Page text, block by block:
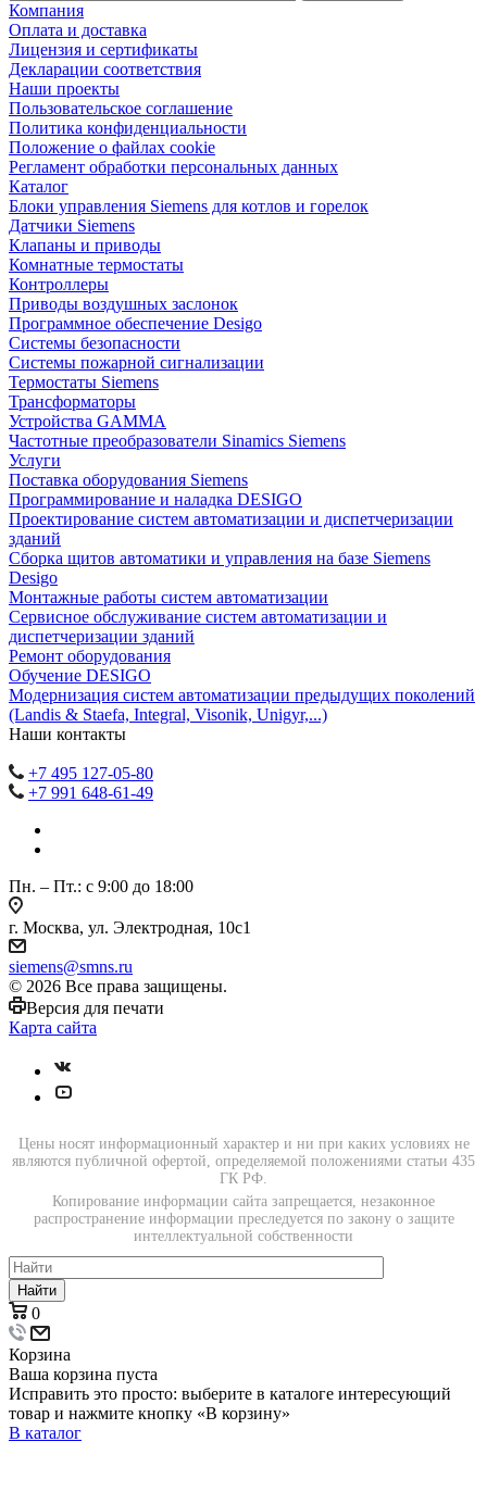
Компания
Оплата и доставка
Лицензия и сертификаты
Декларации соответствия
Наши проекты
Пользовательское соглашение
Политика конфиденциальности
Положение о файлах cookie
Регламент обработки персональных данных
Каталог
Блоки управления Siemens для котлов и горелок
Датчики Siemens
Клапаны и приводы
Комнатные термостаты
Контроллеры
Приводы воздушных заслонок
Программное обеспечение Desigo
Системы безопасности
Системы пожарной сигнализации
Термостаты Siemens
Трансформаторы
Устройства GAMMA
Частотные преобразователи Sinamics Siemens
Услуги
Поставка оборудования Siemens
Программирование и наладка DESIGO
Проектирование систем автоматизации и диспетчеризации
зданий
Сборка щитов автоматики и управления на базе Siemens
Desigo
Монтажные работы систем автоматизации
Сервисное обслуживание систем автоматизации и
диспетчеризации зданий
Ремонт оборудования
Обучение DESIGO
Модернизация систем автоматизации предыдущих поколений
(Landis & Staefa, Integral, Visonik, Unigyr,...)
Наши контакты
+7 495 127-05-80
+7 991 648-61-49
Пн. – Пт.: с 9:00 до 18:00
г. Москва, ул. Электродная, 10с1
siemens@smns.ru
© 2026 Все права защищены.
Версия для печати
Карта сайта
Цены носят информационный характер и ни при каких условиях не
являются публичной офертой, определяемой положениями статьи 435
ГК РФ.
Копирование информации сайта запрещается, незаконное
распространение информации преследуется по закону о защите
интеллектуальной собственности
Найти
0
Корзина
Ваша корзина пуста
Исправить это просто: выберите в каталоге интересующий
товар и нажмите кнопку «В корзину»
В каталог